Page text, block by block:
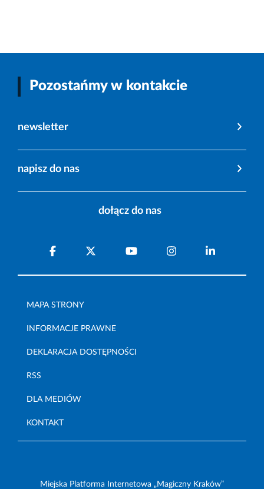
Pozostańmy w kontakcie
newsletter
napisz do nas
dołącz do nas
MAPA STRONY
INFORMACJE PRAWNE
DEKLARACJA DOSTĘPNOŚCI
RSS
DLA MEDIÓW
KONTAKT
Miejska Platforma Internetowa „Magiczny Kraków”